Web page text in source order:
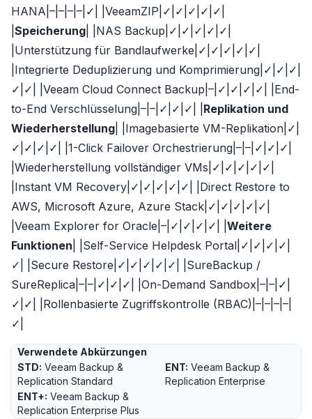
HANA|–|–|–|–|✓| |VeeamZIP|✓|✓|✓|✓|✓|
Speicherung | |NAS Backup|✓|✓|✓|✓|✓|
|Unterstützung für Bandlaufwerke|✓|✓|✓|✓|✓|
|Integrierte Deduplizierung und Komprimierung|✓|✓|✓|
✓|✓| |Veeam Cloud Connect Backup|–|✓|✓|✓|✓| |End-
to-End Verschlüsselung|–|–|✓|✓|✓| | Replikation und
Wiederherstellung | |Imagebasierte VM-Replikation|✓|
✓|✓|✓|✓| |1-Click Failover Orchestrierung|–|–|✓|✓|✓|
|Wiederherstellung vollständiger VMs|✓|✓|✓|✓|✓|
|Instant VM Recovery|✓|✓|✓|✓|✓| |Direct Restore to
AWS, Microsoft Azure, Azure Stack|✓|✓|✓|✓|✓|
|Veeam Explorer for Oracle|–|✓|✓|✓|✓| | Weitere
Funktionen | |Self-Service Helpdesk Portal|✓|✓|✓|✓|
✓| |Secure Restore|✓|✓|✓|✓|✓| |SureBackup /
SureReplica|–|–|✓|✓|✓| |On-Demand Sandbox|–|–|✓|
✓|✓| |Rollenbasierte Zugriffskontrolle (RBAC)|–|–|–|–|
✓|
Verwendete Abkürzungen
STD: Veeam Backup &
Replication Standard
ENT: Veeam Backup &
Replication Enterprise
ENT+: Veeam Backup &
Replication Enterprise Plus